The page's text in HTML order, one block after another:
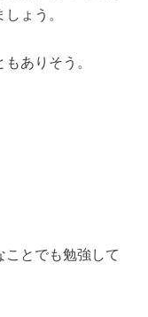
ょう。
ありそう。
ことでも勉強して